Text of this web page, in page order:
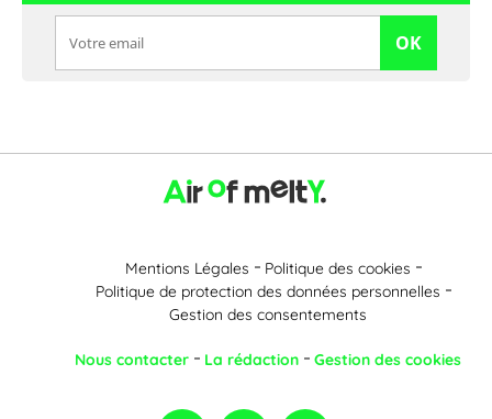
OK
Mentions Légales
Politique des cookies
Politique de protection des données personnelles
Gestion des consentements
Nous contacter La rédaction Gestion des cookies